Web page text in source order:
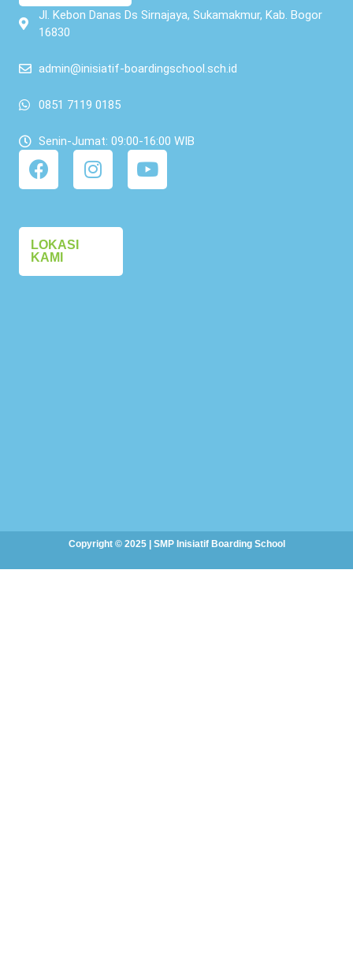
Jl. Kebon Danas Ds Sirnajaya, Sukamakmur, Kab. Bogor
16830
admin@inisiatif-boardingschool.sch.id
0851 7119 0185
Senin-Jumat: 09:00-16:00 WIB
LOKASI
KAMI
Copyright © 2025 | SMP Inisiatif Boarding School